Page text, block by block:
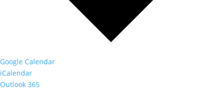
Google Calendar
iCalendar
Outlook 365